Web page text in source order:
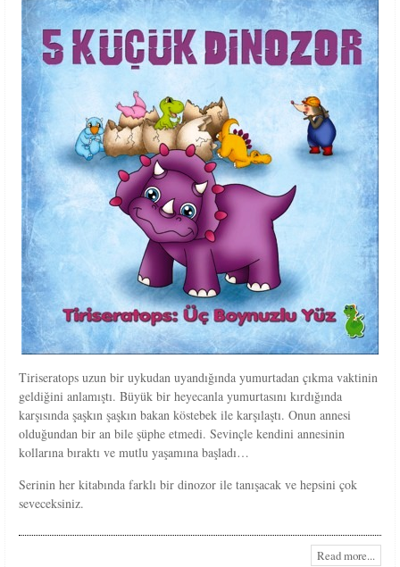
Tiriseratops uzun bir uykudan uyandığında yumurtadan çıkma vaktinin
geldiğini anlamıştı. Büyük bir heyecanla yumurtasını kırdığında
karşısında şaşkın şaşkın bakan köstebek ile karşılaştı. Onun annesi
olduğundan bir an bile şüphe etmedi. Sevinçle kendini annesinin
kollarına bıraktı ve mutlu yaşamına başladı…
Serinin her kitabında farklı bir dinozor ile tanışacak ve hepsini çok
seveceksiniz.
Read more...